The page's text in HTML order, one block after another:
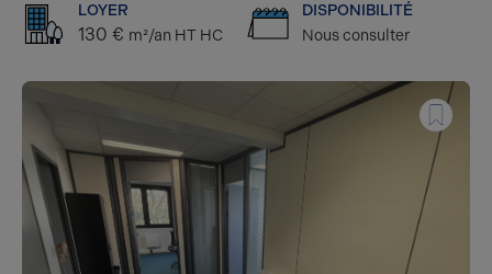
LOYER
130 € m²/an HT HC
DISPONIBILITÉ
Nous consulter